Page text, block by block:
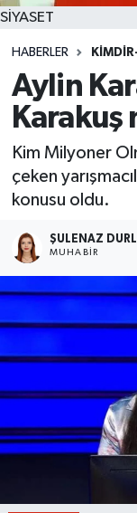
SİYASET
HABERLER
Aylin
Karakuş
Kim Milyoner
çeken
konusu oldu.
ŞULENAZ
MUHABIR